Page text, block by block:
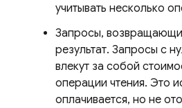
учитывать несколько
Запросы,
результат. Запросы с
влекут за собой
операции чтения. Это
оплачивается, но не